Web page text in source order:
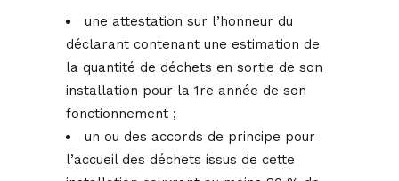
une attestation sur l’honneur du
déclarant contenant une estimation de
la quantité de déchets en sortie de son
installation pour la 1re année de son
fonctionnement ;
un ou des accords de principe pour
l’accueil des déchets issus de cette